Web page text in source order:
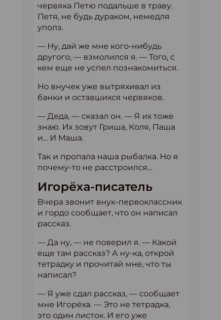
червяка Петю подальше в траву.
Петя, не будь дураком, немедля
уполз.
— Ну, дай же мне кого-нибудь
другого, — взмолился я. — Того, с
кем еще не успел познакомиться.
Но внучек уже вытряхивал из
банки и оставшихся червяков.
— Деда, — сказал он. — Я их тоже
знаю. Их зовут Гриша, Коля, Паша
и… И Маша.
Так и пропала наша рыбалка. Но я
почему-то не расстроился…
Игорёха-писатель
Вчера звонит внук-первоклассник
и гордо сообщает, что он написал
рассказ.
— Да ну, — не поверил я. — Какой
еще там рассказ? А ну-ка, открой
тетрадку и прочитай мне, что ты
написал?
— Я уже сдал рассказ, — сообщает
мне Игорёха. — Это не тетрадка,
это один листок. И его уже